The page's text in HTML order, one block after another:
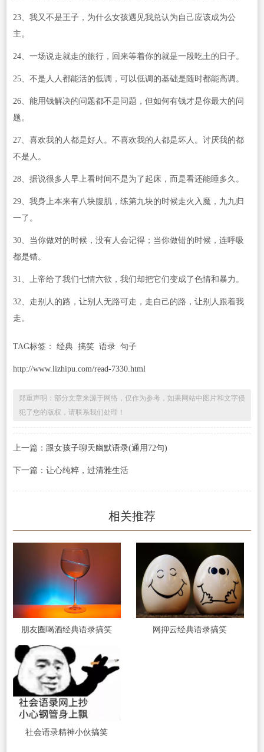
23、我又不是王子，为什么女孩遇见我总认为自己应该成为公
主。
24、一场说走就走的旅行，回来等着你的就是一段吃土的日子。
25、不是人人都能活的低调，可以低调的基础是随时都能高调。
26、能用钱解决的问题都不是问题，但如何有钱才是你最大的问
题。
27、喜欢我的人都是好人。不喜欢我的人都是坏人。讨厌我的都
不是人。
28、据说很多人早上看时间不是为了起床，而是看还能睡多久。
29、我身上本来有八块腹肌，练第九块的时候走火入魔，九九归
一了。
30、当你做对的时候，没有人会记得；当你做错的时候，连呼吸
都是错。
31、上帝给了我们七情六欲，我们却把它们变成了色情和暴力。
32、走别人的路，让别人无路可走，走自己的路，让别人跟着我
走。
TAG标签： 经典 搞笑 语录 句子
http://www.lizhipu.com/read-7330.html
郑重声明：部分文章来源于网络，仅作为参考，如果网站中图片和文字侵
犯了您的版权，请联系我们处理！
上一篇： 跟女孩子聊天幽默语录(通用72句)
下一篇： 让心纯粹，过清雅生活
相关推荐
朋友圈喝酒经典语录搞笑 网抑云经典语录搞笑
社会语录精神小伙搞笑